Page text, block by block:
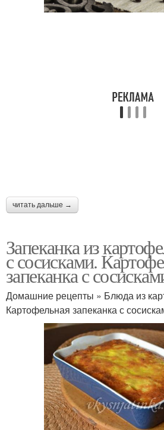
читать дальше →
Запеканка из
с сосисками.
запеканка с
Домашние рецепты » Блюда из
Картофельная запеканка с